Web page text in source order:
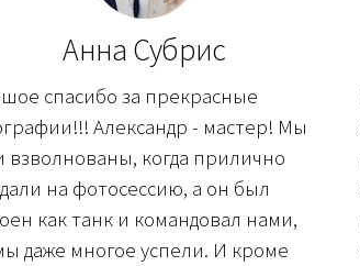
Анна Субрис
спасибо за прекрасные
Александр - мастер! Мы
взволнованы, когда прилично
на фотосессию, а он был
как танк и командовал нами,
даже многое успели. И кроме